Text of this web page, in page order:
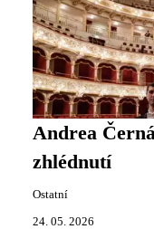
Andrea
zhlédnutí
Ostatní
24. 05. 2026